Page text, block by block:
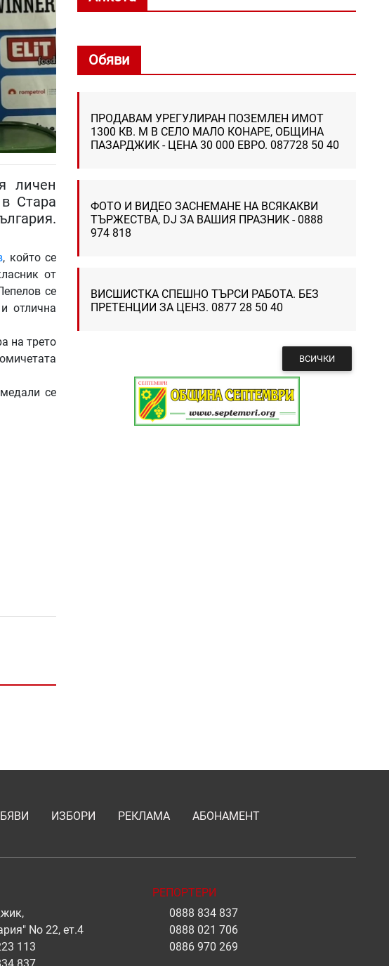
личен
Стара
, който се
от
се
отлична
на трето
се
Обяви
ПРОДАВАМ УРЕГУЛИРАН ПОЗЕМЛЕН ИМОТ
1300 КВ. М В СЕЛО МАЛО КОНАРЕ, ОБЩИНА
ПАЗАРДЖИК - ЦЕНА 30 000 ЕВРО. 087728 50 40
ФОТО И ВИДЕО ЗАСНЕМАНЕ НА ВСЯКАКВИ
ТЪРЖЕСТВА, DJ ЗА ВАШИЯ ПРАЗНИК - 0888
974 818
ВИСШИСТКА СПЕШНО ТЪРСИ РАБОТА. БЕЗ
ПРЕТЕНЦИИ ЗА ЦЕНЗ. 0877 28 50 40
ВСИЧКИ
ИЗБОРИ РЕКЛАМА АБОНАМЕНТ
No 22, ет.4
113
РЕПОРТЕРИ
0888 834 837
0888 021 706
0886 970 269